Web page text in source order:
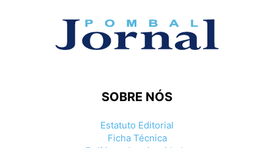
SOBRE NÓS
Estatuto Editorial
Ficha Técnica